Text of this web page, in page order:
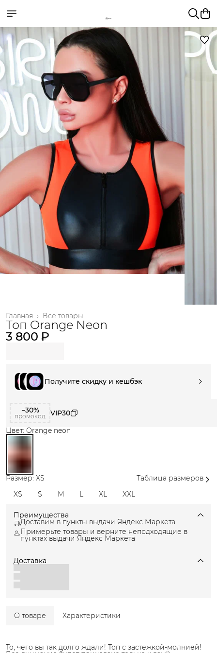
Все товары
Главная ›
Топ Orange Neon
3 800 ₽
Получите скидку и кешбэк
−30%
промокод
VIP30
Цвет: Orange neon
Размер: XS
Таблица размеров
XS
S M L XL XXL
Преимущества
Доставим в пункты выдачи Яндекс Маркета
Примерьте товары и верните неподходящие в
пунктах выдачи Яндекс Маркета
Доставка
О товаре Характеристики
То, чего вы так долго ждали! Топ с застежкой-молнией!